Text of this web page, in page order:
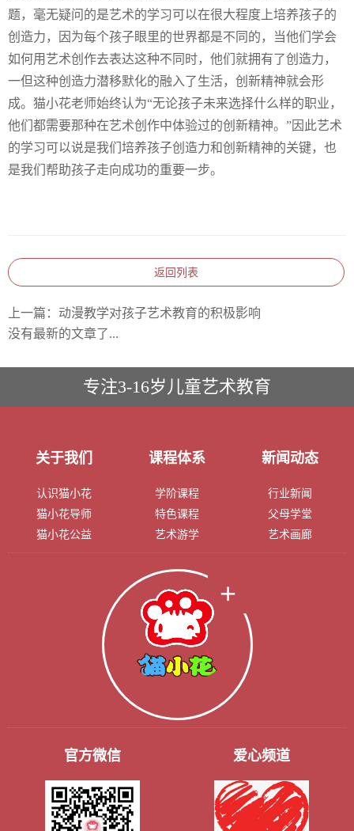
题，毫无疑问的是艺术的学习可以在很大程度上培养孩子的
创造力，因为每个孩子眼里的世界都是不同的，当他们学会
如何用艺术创作去表达这种不同时，他们就拥有了创造力，
一但这种创造力潜移默化的融入了生活，创新精神就会形
成。猫小花老师始终认为“无论孩子未来选择什么样的职业，
他们都需要那种在艺术创作中体验过的创新精神。”因此艺术
的学习可以说是我们培养孩子创造力和创新精神的关键，也
是我们帮助孩子走向成功的重要一步。
返回列表
上一篇： 动漫教学对孩子艺术教育的积极影响
没有最新的文章了...
专注3-16岁儿童艺术教育
关于我们
认识猫小花
猫小花导师
猫小花公益
课程体系
学阶课程
特色课程
艺术游学
新闻动态
行业新闻
父母学堂
艺术画廊
官方微信 爱心频道